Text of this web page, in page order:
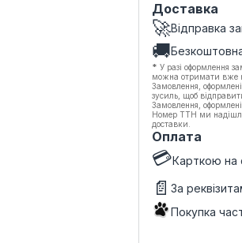
Доставка
🚀Відправка
🚚
* У разі оформлення
можна отримати вже
Замовлення,
зусиль, щоб
Замовлення,
Номер ТТН ми
доставки.
Оплата
💳Карткою на
📄 За
Покупка